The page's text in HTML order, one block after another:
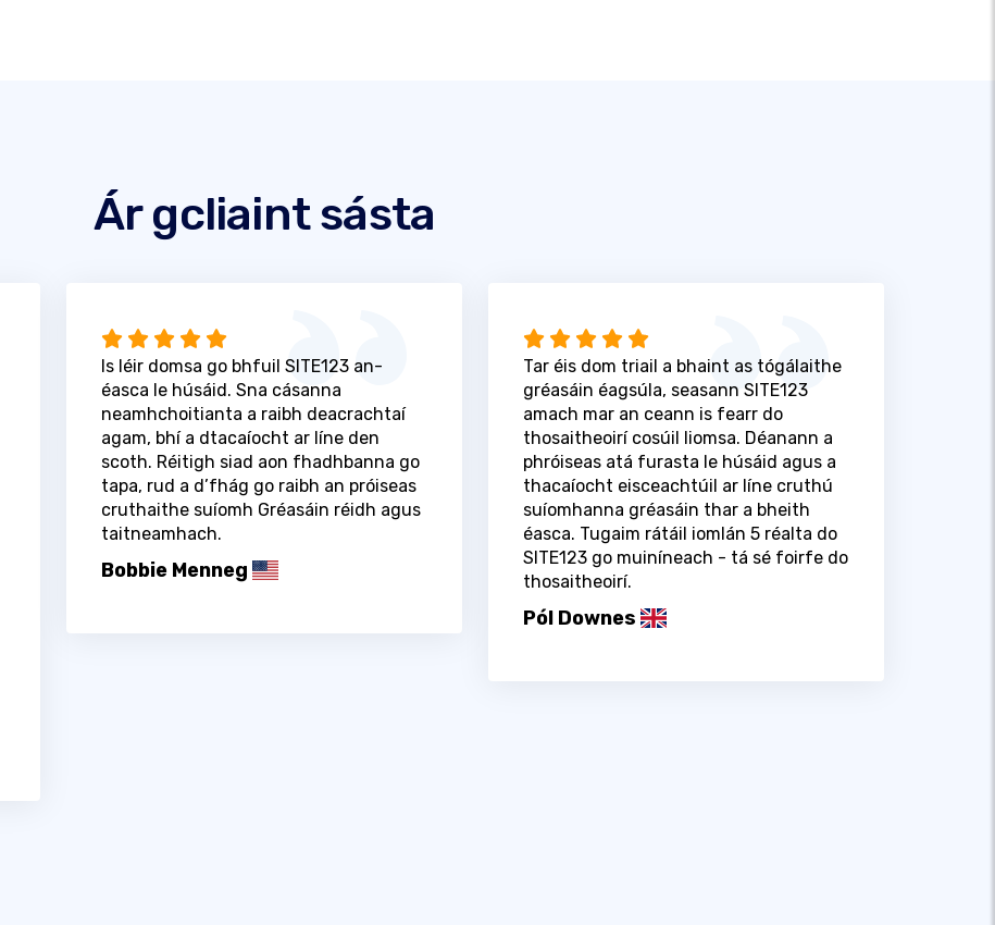
Ár gcliaint sásta
Is léir domsa go bhfuil SITE123 an-
éasca le húsáid. Sna cásanna
neamhchoitianta a raibh deacrachtaí
agam, bhí a dtacaíocht ar líne den
scoth. Réitigh siad aon fhadhbanna go
tapa, rud a d’fhág go raibh an próiseas
cruthaithe suíomh Gréasáin réidh agus
taitneamhach.
Bobbie Menneg
Tar éis dom triail a bhaint as tógálaithe
gréasáin éagsúla, seasann SITE123
amach mar an ceann is fearr do
thosaitheoirí cosúil liomsa. Déanann a
phróiseas atá furasta le húsáid agus a
thacaíocht eisceachtúil ar líne cruthú
suíomhanna gréasáin thar a bheith
éasca. Tugaim rátáil iomlán 5 réalta do
SITE123 go muiníneach - tá sé foirfe do
thosaitheoirí.
Pól Downes